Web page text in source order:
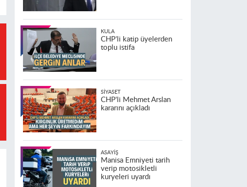
KULA
CHP’li katip üyelerden
toplu istifa
SIYASET
CHP'li Mehmet Arslan
kararını açıkladı
ASAYIŞ
Manisa Emniyeti tarih
verip motosikletli
kuryeleri uyardı